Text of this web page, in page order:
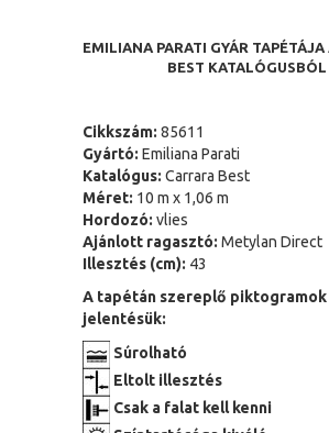
EMILIANA PARATI GYÁR TAPÉTÁJA
BEST KATALÓGUSBÓL
Cikkszám: 85611
Gyártó: Emiliana Parati
Katalógus: Carrara Best
Méret: 10 m x 1,06 m
Hordozó: vlies
Ajánlott ragasztó: Metylan Direct
Illesztés (cm): 43
A tapétán szereplő piktogramok
jelentésük:
Súrolható
Eltolt illesztés
Csak a falat kell kenni